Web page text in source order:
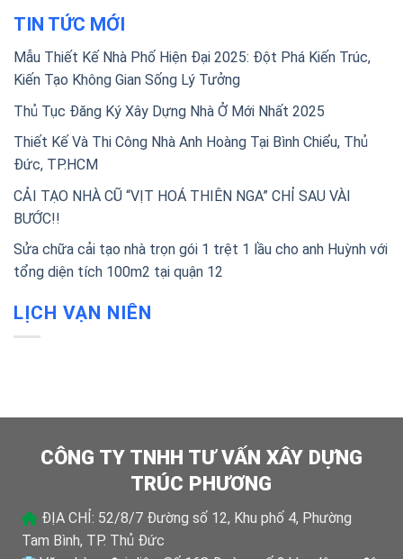
TIN TỨC MỚI
Mẫu Thiết Kế Nhà Phố Hiện Đại 2025: Đột Phá Kiến Trúc,
Kiến Tạo Không Gian Sống Lý Tưởng
Thủ Tục Đăng Ký Xây Dựng Nhà Ở Mới Nhất 2025
Thiết Kế Và Thi Công Nhà Anh Hoàng Tại Bình Chiểu, Thủ
Đức, TP.HCM
CẢI TẠO NHÀ CŨ “VỊT HOÁ THIÊN NGA” CHỈ SAU VÀI
BƯỚC!!
Sửa chữa cải tạo nhà trọn gói 1 trệt 1 lầu cho anh Huỳnh với
tổng diện tích 100m2 tại quận 12
LỊCH VẠN NIÊN
CÔNG TY TNHH TƯ VẤN XÂY DỰNG
TRÚC PHƯƠNG
ĐỊA CHỈ: 52/8/7 Đường số 12, Khu phố 4, Phường
Tam Bình, TP. Thủ Đức